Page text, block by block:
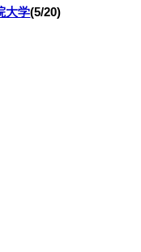
大学(5/20)